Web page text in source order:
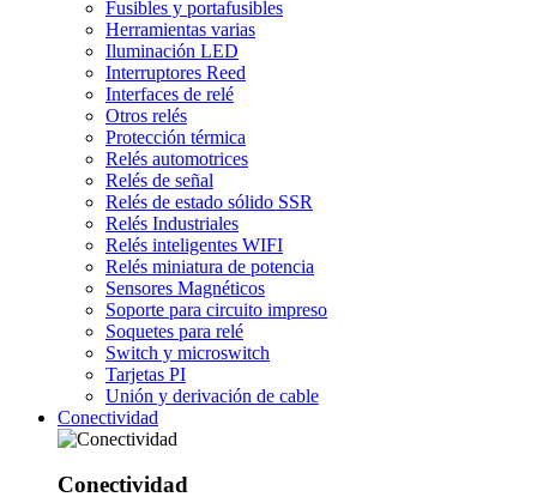
Fusibles y portafusibles
Herramientas varias
Iluminación LED
Interruptores Reed
Interfaces de relé
Otros relés
Protección térmica
Relés automotrices
Relés de señal
Relés de estado sólido SSR
Relés Industriales
Relés inteligentes WIFI
Relés miniatura de potencia
Sensores Magnéticos
Soporte para circuito impreso
Soquetes para relé
Switch y microswitch
Tarjetas PI
Unión y derivación de cable
Conectividad
Conectividad